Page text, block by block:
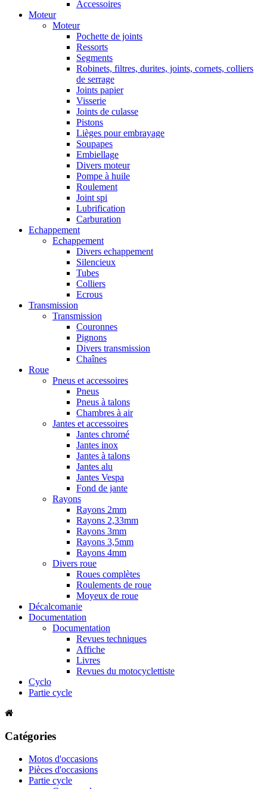
Accessoires
Moteur
Moteur
Pochette de joints
Ressorts
Segments
Robinets, filtres, durites, joints, cornets, colliers
de serrage
Joints papier
Visserie
Joints de culasse
Pistons
Lièges pour embrayage
Soupapes
Embiellage
Divers moteur
Pompe à huile
Roulement
Joint spi
Lubrification
Carburation
Echappement
Echappement
Divers echappement
Silencieux
Tubes
Colliers
Ecrous
Transmission
Transmission
Couronnes
Pignons
Divers transmission
Chaînes
Roue
Pneus et accessoires
Pneus
Pneus à talons
Chambres à air
Jantes et accessoires
Jantes chromé
Jantes inox
Jantes à talons
Jantes alu
Jantes Vespa
Fond de jante
Rayons
Rayons 2mm
Rayons 2,33mm
Rayons 3mm
Rayons 3,5mm
Rayons 4mm
Divers roue
Roues complètes
Roulements de roue
Moyeux de roue
Décalcomanie
Documentation
Documentation
Revues techniques
Affiche
Livres
Revues du motocyclettiste
Cyclo
Partie cycle
Catégories
Motos d'occasions
Pièces d'occasions
Partie cycle